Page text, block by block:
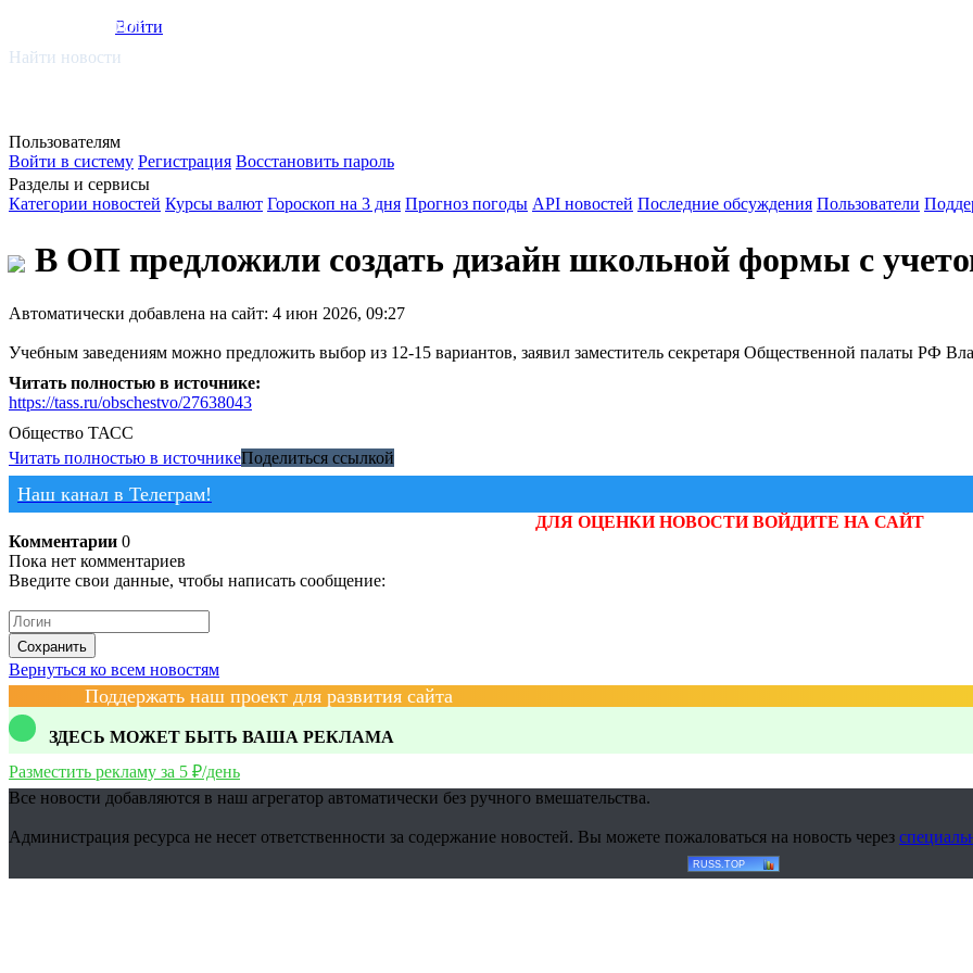
smi.mobi
Войти
Найти новости
Пользователям
Войти в систему Регистрация Восстановить пароль
Разделы и сервисы
Категории новостей Курсы валют Гороскоп на 3 дня Прогноз погоды API новостей Последние обсуждения Пользователи
В ОП предложили создать дизайн школьной формы с
Автоматически добавлена на сайт: 4 июн 2026, 09:27
Учебным заведениям можно предложить выбор из 12-15 вариантов, заявил заместитель секретаря Общественной палаты РФ
Читать полностью в источнике:
https://tass.ru/obschestvo/27638043
Общество ТАСС
Читать полностью в источникеПоделиться ссылкой
Наш канал в Телеграм!
ДЛЯ ОЦЕНКИ НОВОСТИ ВОЙДИТЕ НА САЙТ
Комментарии 0
Пока нет комментариев
Введите свои данные, чтобы написать сообщение:
Сохранить
Вернуться ко всем новостям
Поддержать наш проект для развития сайта
ЗДЕСЬ МОЖЕТ БЫТЬ ВАША РЕКЛАМА
Разместить рекламу за 5 ₽/день
Все новости добавляются в наш агрегатор автоматически без ручного вмешательства.
Администрация ресурса не несет ответственности за содержание новостей. Вы можете пожаловаться на новость через